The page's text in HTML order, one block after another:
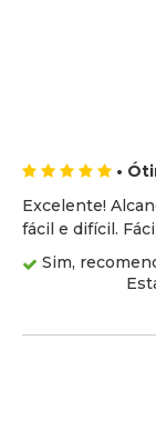
•
Excelente!
fácil e difícil.
Sim,